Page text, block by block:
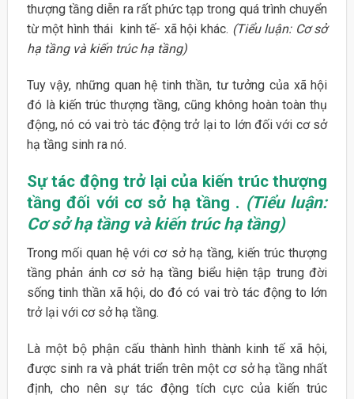
thượng tầng diễn ra rất phức tạp trong quá trình chuyển
từ một hình thái kinh tế- xã hội khác. (Tiểu luận: Cơ sở
hạ tầng và kiến trúc hạ tầng)
Tuy vậy, những quan hệ tinh thần, tư tưởng của xã hội
đó là kiến trúc thượng tầng, cũng không hoàn toàn thụ
động, nó có vai trò tác động trở lại to lớn đối với cơ sở
hạ tầng sinh ra nó.
Sự tác động trở lại của kiến trúc thượng
tầng đối với cơ sở hạ tầng . (Tiểu luận:
Cơ sở hạ tầng và kiến trúc hạ tầng)
Trong mối quan hệ với cơ sở hạ tầng, kiến trúc thượng
tầng phản ánh cơ sở hạ tầng biểu hiện tập trung đời
sống tinh thần xã hội, do đó có vai trò tác động to lớn
trở lại với cơ sở hạ tầng.
Là một bộ phận cấu thành hình thành kinh tế xã hội,
được sinh ra và phát triển trên một cơ sở hạ tầng nhất
định, cho nên sự tác động tích cực của kiến trúc